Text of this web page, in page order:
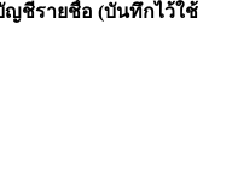
ญชีรายชื่อ (บันทึกไว้ใช้